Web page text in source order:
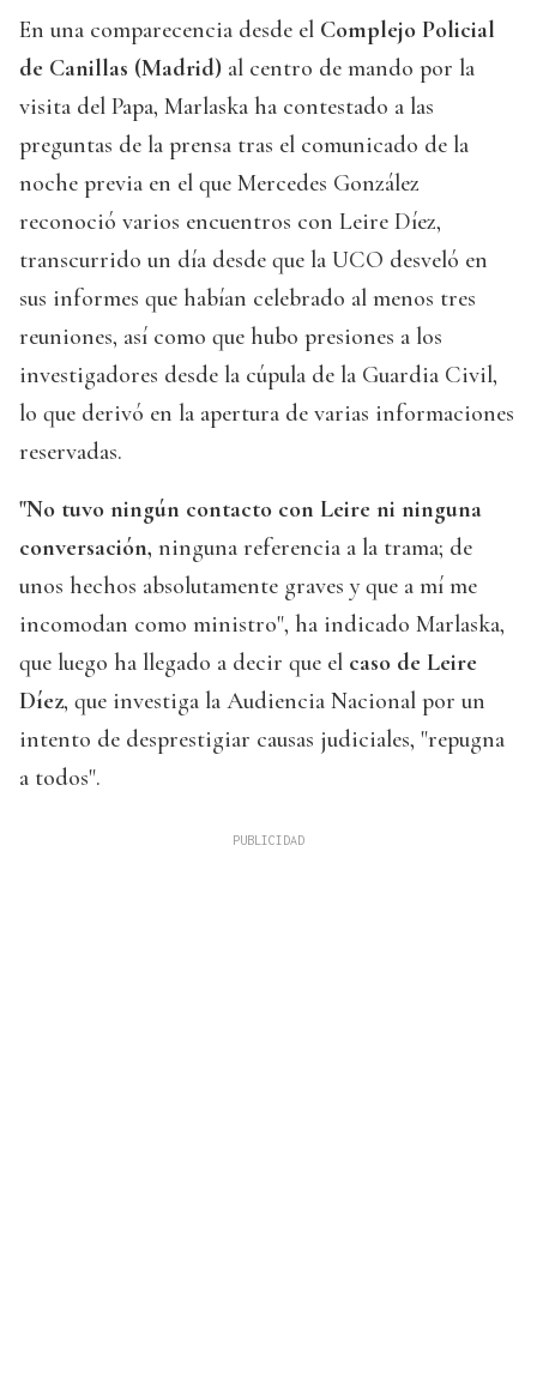
En una comparecencia desde el Complejo Policial
de Canillas (Madrid) al centro de mando por la
visita del Papa, Marlaska ha contestado a las
preguntas de la prensa tras el comunicado de la
noche previa en el que Mercedes González
reconoció varios encuentros con Leire Díez,
transcurrido un día desde que la UCO desveló en
sus informes que habían celebrado al menos tres
reuniones, así como que hubo presiones a los
investigadores desde la cúpula de la Guardia Civil,
lo que derivó en la apertura de varias informaciones
reservadas.
"No tuvo ningún contacto con Leire ni ninguna
conversación, ninguna referencia a la trama; de
unos hechos absolutamente graves y que a mí me
incomodan como ministro", ha indicado Marlaska,
que luego ha llegado a decir que el caso de Leire
Díez, que investiga la Audiencia Nacional por un
intento de desprestigiar causas judiciales, "repugna
a todos".